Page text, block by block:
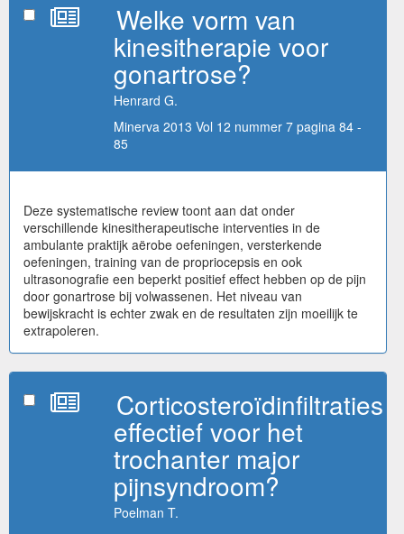
Welke vorm van
kinesitherapie voor
gonartrose?
Henrard G.
Minerva 2013 Vol 12 nummer 7 pagina 84 -
85
Deze systematische review toont aan dat onder
verschillende kinesitherapeutische interventies in de
ambulante praktijk aërobe oefeningen, versterkende
oefeningen, training van de propriocepsis en ook
ultrasonografie een beperkt positief effect hebben op de pijn
door gonartrose bij volwassenen. Het niveau van
bewijskracht is echter zwak en de resultaten zijn moeilijk te
extrapoleren.
Corticosteroïdinfiltraties
effectief voor het
trochanter major
pijnsyndroom?
Poelman T.